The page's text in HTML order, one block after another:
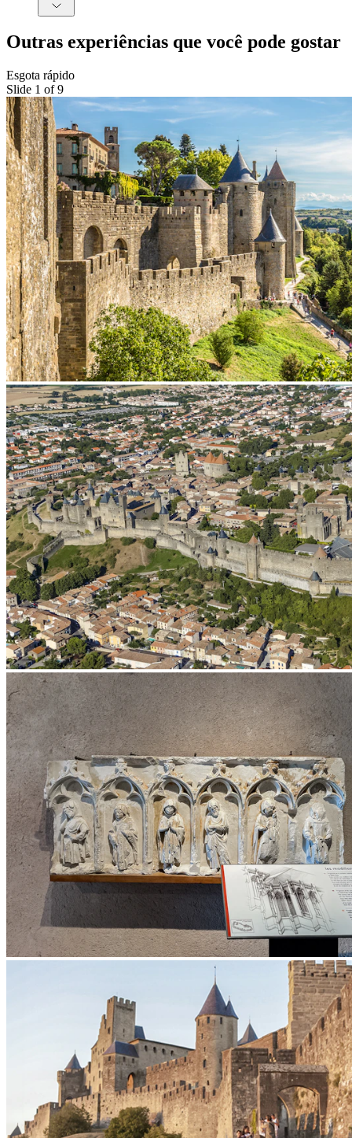
Outras experiências que você pode gostar
Esgota rápido
Slide 1 of 9